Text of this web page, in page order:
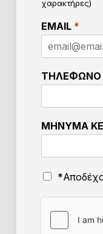
χαρακτήρες)
EMAIL *
π
ο
ο
Χ
ή
η
ΤΗΛΕΦΩΝΟ
ΜΗΝΥΜΑ
Ό
ο